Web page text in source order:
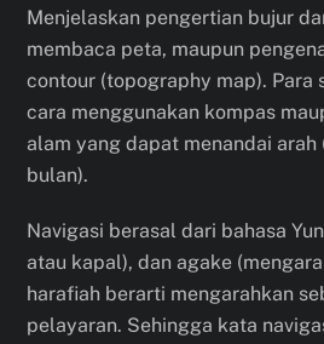
Menjelaskan pengertian bujur
membaca peta, maupun
contour (topography map). Para
cara menggunakan kompas
alam yang dapat menandai
bulan).
Navigasi berasal dari bahasa
atau kapal), dan agake
harafiah berarti mengarahkan
pelayaran. Sehingga kata